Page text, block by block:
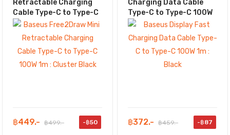
Retractable Charging
Cable Type-C to Type-C
100W 1m : Cluster Black
฿449.- ฿499.- -฿50
Charging Data Cable
Type-C to Type-C 100W
1m : Black
฿372.- ฿459.- -฿87